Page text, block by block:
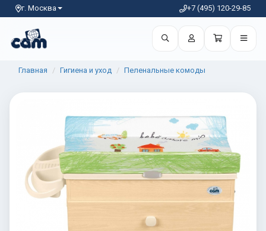
г. Москва +7 (495) 120-29-85
Главная Гигиена и уход Пеленальные комоды